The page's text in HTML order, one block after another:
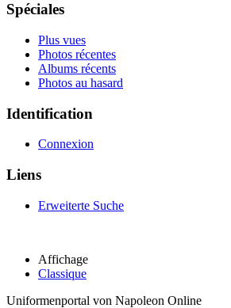
Spéciales
Plus vues
Photos récentes
Albums récents
Photos au hasard
Identification
Connexion
Liens
Erweiterte Suche
Affichage
Classique
Uniformenportal von Napoleon Online